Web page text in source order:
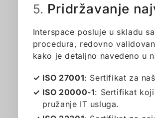
5. Pridržavanje
Interspace posluje u skladu
procedura, redovno
kako je detaljno navedeno u
ISO 27001: Sertifikat za
ISO 20000-1: Sertifikat
pružanje IT usluga.